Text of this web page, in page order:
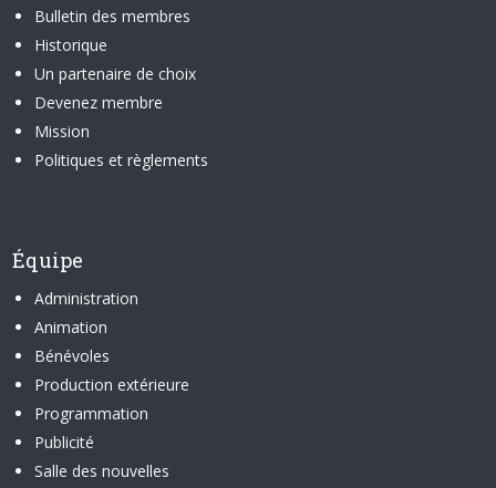
Bulletin des membres
Historique
Un partenaire de choix
Devenez membre
Mission
Politiques et règlements
Équipe
Administration
Animation
Bénévoles
Production extérieure
Programmation
Publicité
Salle des nouvelles